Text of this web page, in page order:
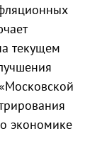
текущем
экономике